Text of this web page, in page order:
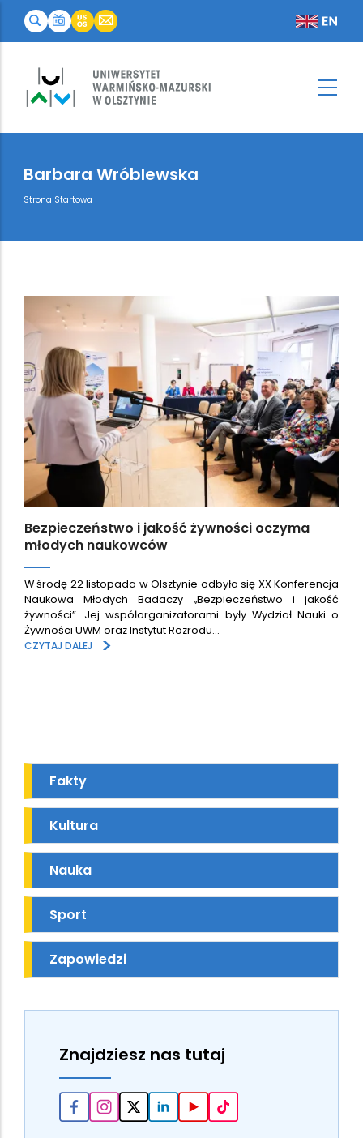
Barbara Wróblewska
Breadcrumb
Strona Startowa
Bezpieczeństwo i jakość żywności oczyma
młodych naukowców
W środę 22 listopada w Olsztynie odbyła się XX Konferencja
Naukowa Młodych Badaczy „Bezpieczeństwo i jakość
żywności”. Jej współorganizatorami były Wydział Nauki o
Żywności UWM oraz Instytut Rozrodu…
CZYTAJ DALEJ
>
Fakty
Kultura
Nauka
Sport
Zapowiedzi
Znajdziesz nas tutaj